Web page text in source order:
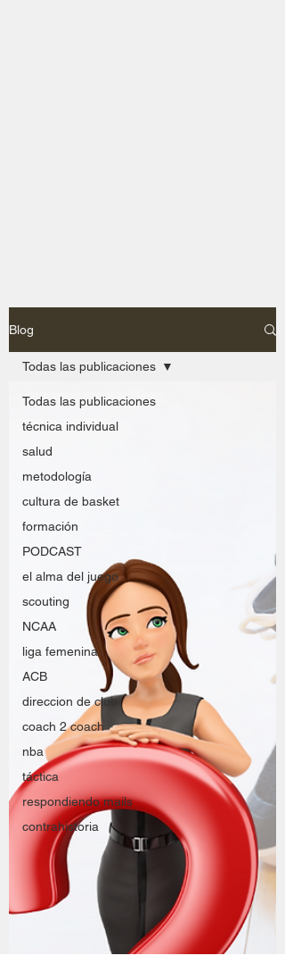
Blog
Todas las publicaciones
técnica individual
salud
metodología
cultura de basket
formación
PODCAST
el alma del juego
scouting
NCAA
liga femenina
ACB
direccion de club
coach 2 coach
nba
táctica
respondiendo mails
contrahistoria
Todas las publicaciones